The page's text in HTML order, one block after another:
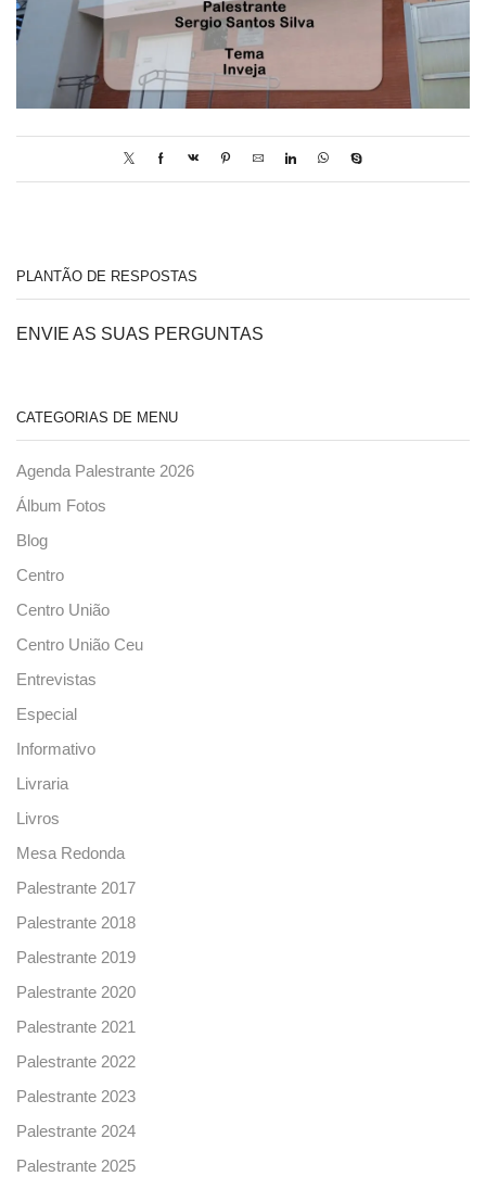
PLANTÃO DE RESPOSTAS
ENVIE AS SUAS PERGUNTAS
CATEGORIAS DE MENU
Agenda Palestrante 2026
Álbum Fotos
Blog
Centro
Centro União
Centro União Ceu
Entrevistas
Especial
Informativo
Livraria
Livros
Mesa Redonda
Palestrante 2017
Palestrante 2018
Palestrante 2019
Palestrante 2020
Palestrante 2021
Palestrante 2022
Palestrante 2023
Palestrante 2024
Palestrante 2025